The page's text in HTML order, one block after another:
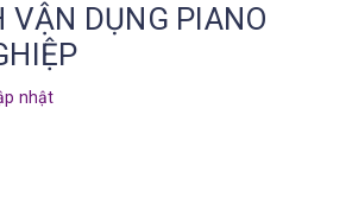
VẬN DỤNG PIANO
nhật